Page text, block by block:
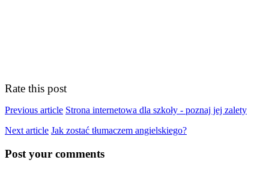
Rate this post
Previous article Strona internetowa dla szkoły - poznaj jej zalety
Next article Jak zostać tłumaczem angielskiego?
Post your comments